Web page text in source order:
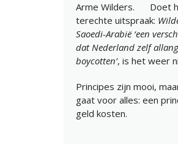
Arme Wilders.
Doet
terechte uitspraak:
Saoedi-Arabië ‘een
dat Nederland zelf
boycotten’, is het weer
Principes zijn mooi,
gaat voor alles: een
geld kosten.